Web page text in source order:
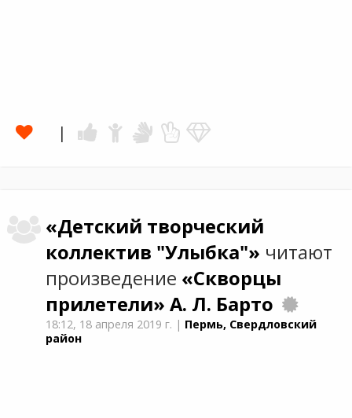
«Детский творческий
коллектив "Улыбка"» читают
произведение «Скворцы
прилетели»А. Л. Барто
18:12, 18 апреля 2019 г. | Пермь, Свердловский
район